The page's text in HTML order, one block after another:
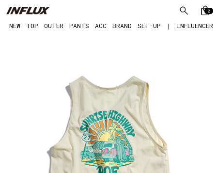
0
NEW TOP OUTER PANTS ACC BRAND SET-UP | INFLUENCER